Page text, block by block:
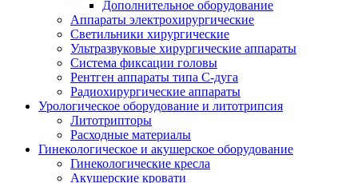
Дополнительное оборудование
Аппараты электрохирургические
Светильники хирургические
Ультразвуковые хирургические аппараты
Система фиксации головы
Рентген аппараты типа С-дуга
Радиохирургические аппараты
Урологическое оборудование и литотрипсия
Литотрипторы
Расходные материалы
Гинекологическое и акушерское оборудование
Гинекологические кресла
Акушерские кровати